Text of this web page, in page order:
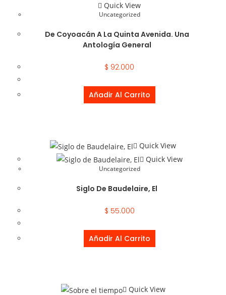
Quick View
Uncategorized
De Coyoacán A La Quinta Avenida. Una
Antología General
$ 92.000
Añadir Al Carrito
Quick View
Quick View
Uncategorized
Siglo De Baudelaire, El
$ 55.000
Añadir Al Carrito
Quick View